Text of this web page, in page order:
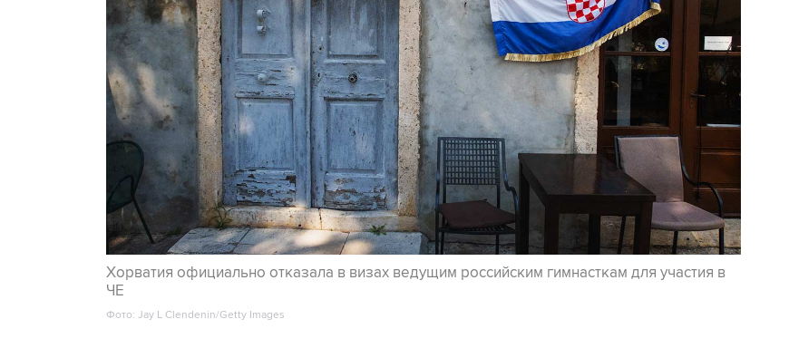
Хорватия официально отказала в визах ведущим российским гимнасткам для участия в
ЧЕ
Фото: Jay L Clendenin/Getty Images